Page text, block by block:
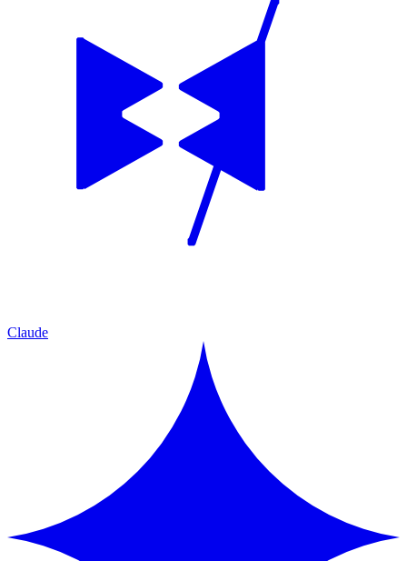
Claude